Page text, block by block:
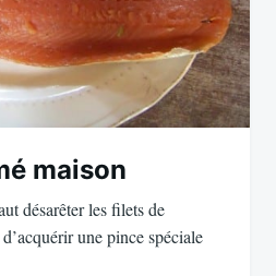
maison
désarêter les filets de
une pince spéciale